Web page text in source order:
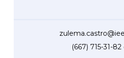
(667) 715-31-82